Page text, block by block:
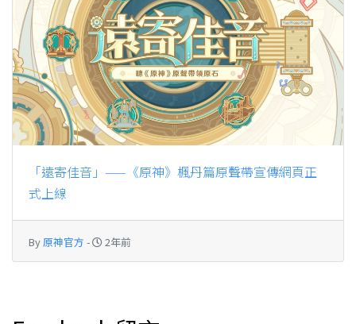
「遠寄佳音」——《原神》楓丹篇原聲帶宣傳網頁正
式上線
By原神官方 - 2年前